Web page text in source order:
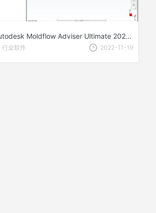
Autodesk Moldflow Adviser Ultimate 2023 多语言破解版 64位
行业软件 2022-11-19